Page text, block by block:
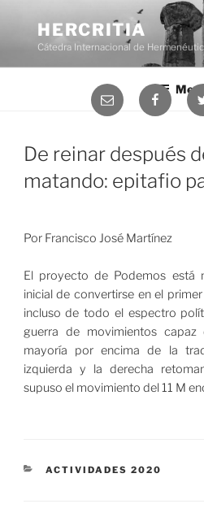
contenido
HERCRITIA
Cátedra Internacional de
De reinar después
matando: epitafio
Por Francisco José Martínez
El proyecto de Podemos está
inicial de convertirse en el
incluso de todo el espectro
guerra de movimientos capaz
mayoría por encima de la
izquierda y la derecha
supuso el movimiento del 11 M
CATEGORÍAS
ACTIVIDADES 2020
Correo
electrónico